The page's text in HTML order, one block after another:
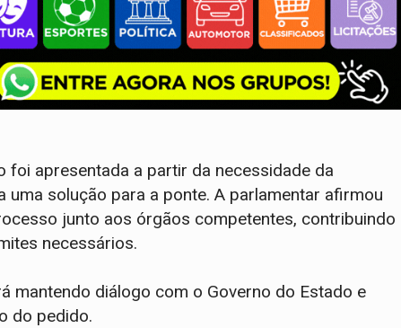
foi apresentada a partir da necessidade da
uma solução para a ponte. A parlamentar afirmou
junto aos órgãos competentes, contribuindo
necessários.
mantendo diálogo com o Governo do Estado e
do pedido.